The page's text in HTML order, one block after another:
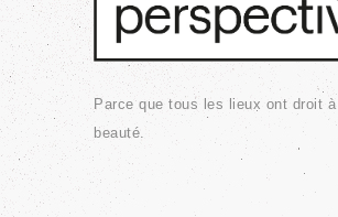
Parce que tous les lieux ont droit
beauté.